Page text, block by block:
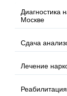
Диагностика
Москве
Сдача
Лечение